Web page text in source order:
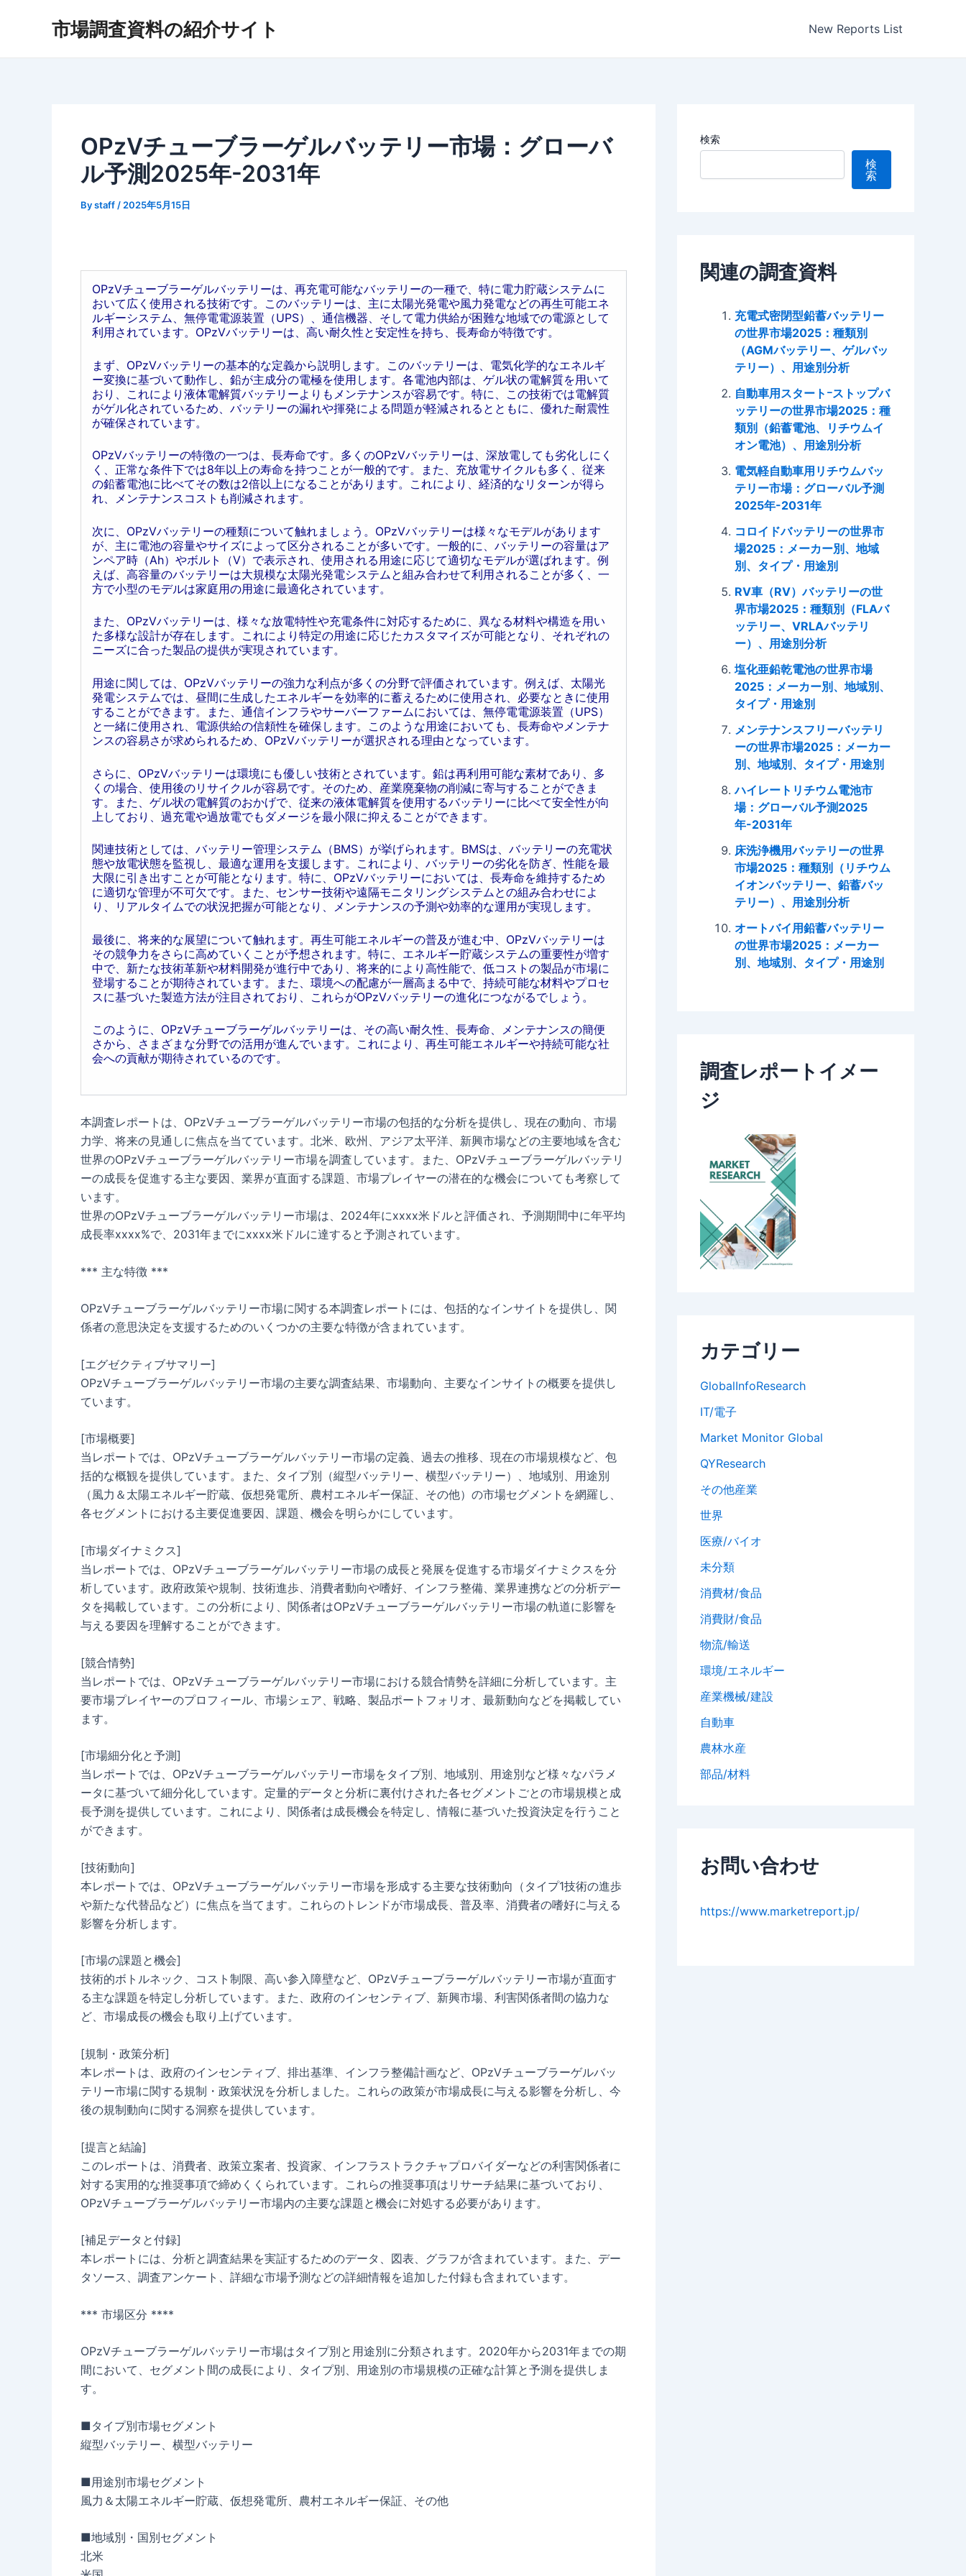
市場調査資料の紹介サイト New Reports List
OPzVチューブラーゲルバッテリー市場：グローバ
ル予測2025年-2031年
Bystaff / 2025年5月15日
OPzVチューブラーゲルバッテリーは、再充電可能なバッテリーの一種で、特に電力貯蔵システムに
おいて広く使用される技術です。このバッテリーは、主に太陽光発電や風力発電などの再生可能エネ
ルギーシステム、無停電電源装置（UPS）、通信機器、そして電力供給が困難な地域での電源として
利用されています。OPzVバッテリーは、高い耐久性と安定性を持ち、長寿命が特徴です。
まず、OPzVバッテリーの基本的な定義から説明します。このバッテリーは、電気化学的なエネルギ
ー変換に基づいて動作し、鉛が主成分の電極を使用します。各電池内部は、ゲル状の電解質を用いて
おり、これにより液体電解質バッテリーよりもメンテナンスが容易です。特に、この技術では電解質
がゲル化されているため、バッテリーの漏れや揮発による問題が軽減されるとともに、優れた耐震性
が確保されています。
OPzVバッテリーの特徴の一つは、長寿命です。多くのOPzVバッテリーは、深放電しても劣化しにく
く、正常な条件下では8年以上の寿命を持つことが一般的です。また、充放電サイクルも多く、従来
の鉛蓄電池に比べてその数は2倍以上になることがあります。これにより、経済的なリターンが得ら
れ、メンテナンスコストも削減されます。
次に、OPzVバッテリーの種類について触れましょう。OPzVバッテリーは様々なモデルがあります
が、主に電池の容量やサイズによって区分されることが多いです。一般的に、バッテリーの容量はア
ンペア時（Ah）やボルト（V）で表示され、使用される用途に応じて適切なモデルが選ばれます。例
えば、高容量のバッテリーは大規模な太陽光発電システムと組み合わせて利用されることが多く、一
方で小型のモデルは家庭用の用途に最適化されています。
また、OPzVバッテリーは、様々な放電特性や充電条件に対応するために、異なる材料や構造を用い
た多様な設計が存在します。これにより特定の用途に応じたカスタマイズが可能となり、それぞれの
ニーズに合った製品の提供が実現されています。
用途に関しては、OPzVバッテリーの強力な利点が多くの分野で評価されています。例えば、太陽光
発電システムでは、昼間に生成したエネルギーを効率的に蓄えるために使用され、必要なときに使用
することができます。また、通信インフラやサーバーファームにおいては、無停電電源装置（UPS）
と一緒に使用され、電源供給の信頼性を確保します。このような用途においても、長寿命やメンテナ
ンスの容易さが求められるため、OPzVバッテリーが選択される理由となっています。
さらに、OPzVバッテリーは環境にも優しい技術とされています。鉛は再利用可能な素材であり、多
くの場合、使用後のリサイクルが容易です。そのため、産業廃棄物の削減に寄与することができま
す。また、ゲル状の電解質のおかげで、従来の液体電解質を使用するバッテリーに比べて安全性が向
上しており、過充電や過放電でもダメージを最小限に抑えることができます。
関連技術としては、バッテリー管理システム（BMS）が挙げられます。BMSは、バッテリーの充電状
態や放電状態を監視し、最適な運用を支援します。これにより、バッテリーの劣化を防ぎ、性能を最
大限に引き出すことが可能となります。特に、OPzVバッテリーにおいては、長寿命を維持するため
に適切な管理が不可欠です。また、センサー技術や遠隔モニタリングシステムとの組み合わせによ
り、リアルタイムでの状況把握が可能となり、メンテナンスの予測や効率的な運用が実現します。
最後に、将来的な展望について触れます。再生可能エネルギーの普及が進む中、OPzVバッテリーは
その競争力をさらに高めていくことが予想されます。特に、エネルギー貯蔵システムの重要性が増す
中で、新たな技術革新や材料開発が進行中であり、将来的により高性能で、低コストの製品が市場に
登場することが期待されています。また、環境への配慮が一層高まる中で、持続可能な材料やプロセ
スに基づいた製造方法が注目されており、これらがOPzVバッテリーの進化につながるでしょう。
このように、OPzVチューブラーゲルバッテリーは、その高い耐久性、長寿命、メンテナンスの簡便
さから、さまざまな分野での活用が進んでいます。これにより、再生可能エネルギーや持続可能な社
会への貢献が期待されているのです。
本調査レポートは、OPzVチューブラーゲルバッテリー市場の包括的な分析を提供し、現在の動向、市場
力学、将来の見通しに焦点を当てています。北米、欧州、アジア太平洋、新興市場などの主要地域を含む
世界のOPzVチューブラーゲルバッテリー市場を調査しています。また、OPzVチューブラーゲルバッテリ
ーの成長を促進する主な要因、業界が直面する課題、市場プレイヤーの潜在的な機会についても考察して
います。
世界のOPzVチューブラーゲルバッテリー市場は、2024年にxxxx米ドルと評価され、予測期間中に年平均
成長率xxxx%で、2031年までにxxxx米ドルに達すると予測されています。
*** 主な特徴 ***
OPzVチューブラーゲルバッテリー市場に関する本調査レポートには、包括的なインサイトを提供し、関
係者の意思決定を支援するためのいくつかの主要な特徴が含まれています。
[エグゼクティブサマリー]
OPzVチューブラーゲルバッテリー市場の主要な調査結果、市場動向、主要なインサイトの概要を提供し
ています。
[市場概要]
当レポートでは、OPzVチューブラーゲルバッテリー市場の定義、過去の推移、現在の市場規模など、包
括的な概観を提供しています。また、タイプ別（縦型バッテリー、横型バッテリー）、地域別、用途別
（風力＆太陽エネルギー貯蔵、仮想発電所、農村エネルギー保証、その他）の市場セグメントを網羅し、
各セグメントにおける主要促進要因、課題、機会を明らかにしています。
[市場ダイナミクス]
当レポートでは、OPzVチューブラーゲルバッテリー市場の成長と発展を促進する市場ダイナミクスを分
析しています。政府政策や規制、技術進歩、消費者動向や嗜好、インフラ整備、業界連携などの分析デー
タを掲載しています。この分析により、関係者はOPzVチューブラーゲルバッテリー市場の軌道に影響を
与える要因を理解することができます。
[競合情勢]
当レポートでは、OPzVチューブラーゲルバッテリー市場における競合情勢を詳細に分析しています。主
要市場プレイヤーのプロフィール、市場シェア、戦略、製品ポートフォリオ、最新動向などを掲載してい
ます。
[市場細分化と予測]
当レポートでは、OPzVチューブラーゲルバッテリー市場をタイプ別、地域別、用途別など様々なパラメ
ータに基づいて細分化しています。定量的データと分析に裏付けされた各セグメントごとの市場規模と成
長予測を提供しています。これにより、関係者は成長機会を特定し、情報に基づいた投資決定を行うこと
ができます。
[技術動向]
本レポートでは、OPzVチューブラーゲルバッテリー市場を形成する主要な技術動向（タイプ1技術の進歩
や新たな代替品など）に焦点を当てます。これらのトレンドが市場成長、普及率、消費者の嗜好に与える
影響を分析します。
[市場の課題と機会]
技術的ボトルネック、コスト制限、高い参入障壁など、OPzVチューブラーゲルバッテリー市場が直面す
る主な課題を特定し分析しています。また、政府のインセンティブ、新興市場、利害関係者間の協力な
ど、市場成長の機会も取り上げています。
[規制・政策分析]
本レポートは、政府のインセンティブ、排出基準、インフラ整備計画など、OPzVチューブラーゲルバッ
テリー市場に関する規制・政策状況を分析しました。これらの政策が市場成長に与える影響を分析し、今
後の規制動向に関する洞察を提供しています。
[提言と結論]
このレポートは、消費者、政策立案者、投資家、インフラストラクチャプロバイダーなどの利害関係者に
対する実用的な推奨事項で締めくくられています。これらの推奨事項はリサーチ結果に基づいており、
OPzVチューブラーゲルバッテリー市場内の主要な課題と機会に対処する必要があります。
[補足データと付録]
本レポートには、分析と調査結果を実証するためのデータ、図表、グラフが含まれています。また、デー
タソース、調査アンケート、詳細な市場予測などの詳細情報を追加した付録も含まれています。
*** 市場区分 ****
OPzVチューブラーゲルバッテリー市場はタイプ別と用途別に分類されます。2020年から2031年までの期
間において、セグメント間の成長により、タイプ別、用途別の市場規模の正確な計算と予測を提供しま
す。
■タイプ別市場セグメント
縦型バッテリー、横型バッテリー
■用途別市場セグメント
風力＆太陽エネルギー貯蔵、仮想発電所、農村エネルギー保証、その他
■地域別・国別セグメント
北米
検索
検
索
関連の調査資料
充電式密閉型鉛蓄バッテリー
の世界市場2025：種類別
（AGMバッテリー、ゲルバッ
テリー）、用途別分析
自動車用スタートｰストップバ
ッテリーの世界市場2025：種
類別（鉛蓄電池、リチウムイ
オン電池）、用途別分析
電気軽自動車用リチウムバッ
テリー市場：グローバル予測
2025年-2031年
コロイドバッテリーの世界市
場2025：メーカー別、地域
別、タイプ・用途別
RV車（RV）バッテリーの世
界市場2025：種類別（FLAバ
ッテリー、VRLAバッテリ
ー）、用途別分析
塩化亜鉛乾電池の世界市場
2025：メーカー別、地域別、
タイプ・用途別
メンテナンスフリーバッテリ
ーの世界市場2025：メーカー
別、地域別、タイプ・用途別
ハイレートリチウム電池市
場：グローバル予測2025
年-2031年
床洗浄機用バッテリーの世界
市場2025：種類別（リチウム
イオンバッテリー、鉛蓄バッ
テリー）、用途別分析
オートバイ用鉛蓄バッテリー
の世界市場2025：メーカー
別、地域別、タイプ・用途別
調査レポートイメー
ジ
カテゴリー
GlobalInfoResearch
IT/電子
Market Monitor Global
QYResearch
その他産業
世界
医療/バイオ
未分類
消費材/食品
消費財/食品
物流/輸送
環境/エネルギー
産業機械/建設
自動車
農林水産
部品/材料
お問い合わせ
https://www.marketreport.jp/